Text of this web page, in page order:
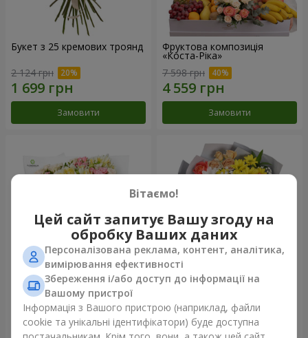
Букет з 25 кремових троянд
2 124 грн
Замовити
Фруктова композиція
«Коста-Ріка»
7 598 грн
Замовити
Букет "Хрещатик"
3 799 грн
Букет "Ми та літо"
1 443 грн
Вітаємо!
Цей сайт запитує Вашу згоду на
обробку Ваших даних
Персоналізована реклама, контент, аналітика,
вимірювання ефективності
Збереження і/або доступ до інформації на
Вашому пристрої
Інформація з Вашого пристрою (наприклад, файли
cookie та унікальні ідентифікатори) буде доступна